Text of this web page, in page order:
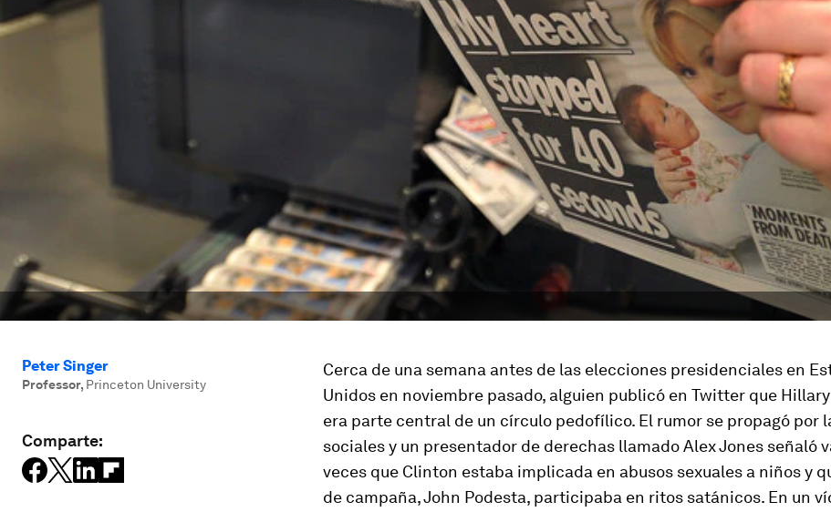
Peter Singer
Professor, Princeton University
Comparte:
Cerca de una semana antes de las elecciones presidenciales en
Unidos en noviembre pasado, alguien publicó en Twitter que
era parte central de un círculo pedofílico. El rumor se propagó por
sociales y un presentador de derechas llamado Alex Jones señaló
veces que Clinton estaba implicada en abusos sexuales a niños y
de campaña, John Podesta, participaba en ritos satánicos. En un